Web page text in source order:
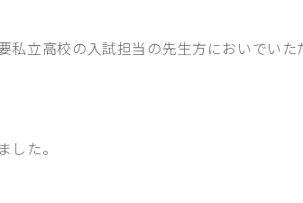
私立高校の入試担当の先生方においでいた
した。